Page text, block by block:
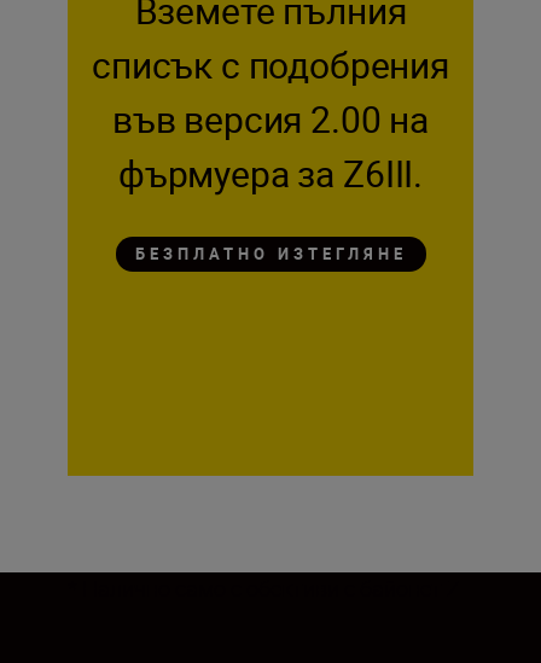
Вземете пълния
списък с подобрения
във версия 2.00 на
фърмуера за Z6III.
БЕЗПЛАТНО ИЗТЕГЛЯНЕ